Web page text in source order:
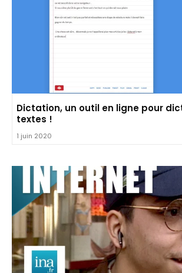
Dictation, un outil en ligne pour
textes !
1 juin 2020